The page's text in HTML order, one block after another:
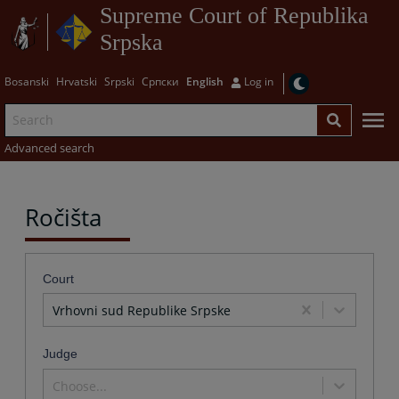
Supreme Court of Republika
Srpska
Bosanski Hrvatski Srpski Српски English Log in
Advanced search
Ročišta
Court
Vrhovni sud Republike Srpske
Judge
Choose...